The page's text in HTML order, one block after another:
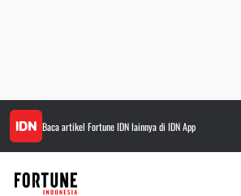
Baca artikel Fortune IDNlainnya di IDN App